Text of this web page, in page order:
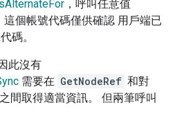
，呼叫任意值
這個帳號代碼僅供確認 用戶端已
碼。
此沒有
需要在 GetNodeRef 和對
間取得適當資訊。 但兩筆呼叫